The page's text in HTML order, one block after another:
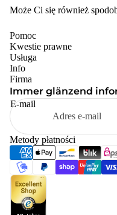
Może Ci się również
Pomoc
Kwestie prawne
Usługa
Info
Firma
Immer glänzend
E-mail
Metody płatności